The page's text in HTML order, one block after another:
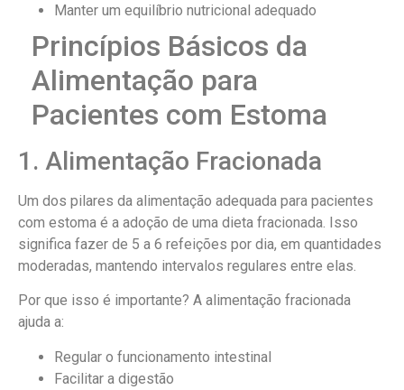
Manter um equilíbrio nutricional adequado
Princípios Básicos da
Alimentação para
Pacientes com Estoma
1. Alimentação Fracionada
Um dos pilares da alimentação adequada para pacientes
com estoma é a adoção de uma dieta fracionada. Isso
significa fazer de 5 a 6 refeições por dia, em quantidades
moderadas, mantendo intervalos regulares entre elas.
Por que isso é importante? A alimentação fracionada
ajuda a:
Regular o funcionamento intestinal
Facilitar a digestão